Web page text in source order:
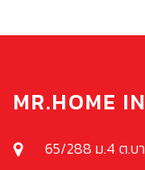
MR.HOME
65/288 ม.4 ต.บ